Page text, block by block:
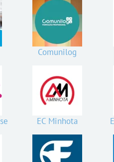
Comunilog
EC Minhota